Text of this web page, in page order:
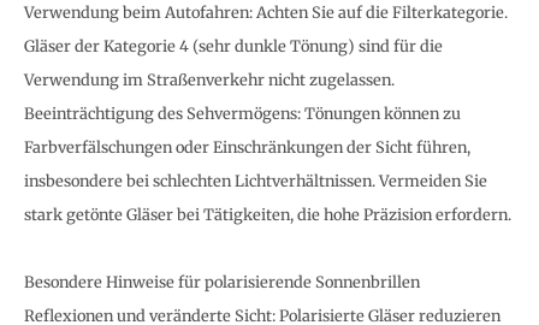
Verwendung beim Autofahren: Achten Sie auf die Filterkategorie.
Gläser der Kategorie 4 (sehr dunkle Tönung) sind für die
Verwendung im Straßenverkehr nicht zugelassen.
Beeinträchtigung des Sehvermögens: Tönungen können zu
Farbverfälschungen oder Einschränkungen der Sicht führen,
insbesondere bei schlechten Lichtverhältnissen. Vermeiden Sie
stark getönte Gläser bei Tätigkeiten, die hohe Präzision erfordern.
Besondere Hinweise für polarisierende Sonnenbrillen
Reflexionen und veränderte Sicht: Polarisierte Gläser reduzieren